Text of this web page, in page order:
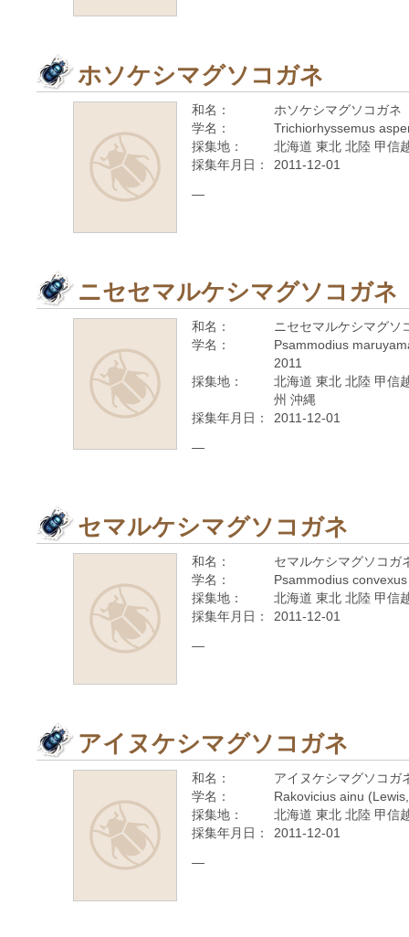
ホソケシマグソコガネ
和名：
ホソケシマグソコガネ
学名：
Trichiorhyssemus
採集地：
北海道 東北 北陸 甲信
採集年月日：
2011-12-01
—
ニセセマルケシマグソコガネ
和名：
ニセセマルケシマグソ
学名：
Psammodius
2011
採集地：
北海道 東北 北陸 甲信
州 沖縄
採集年月日：
2011-12-01
—
セマルケシマグソコガネ
和名：
セマルケシマグソコガ
学名：
Psammodius
採集地：
北海道 東北 北陸 甲信
採集年月日：
2011-12-01
—
アイヌケシマグソコガネ
和名：
アイヌケシマグソコガ
学名：
Rakovicius ainu
採集地：
北海道 東北 北陸 甲信
採集年月日：
2011-12-01
—